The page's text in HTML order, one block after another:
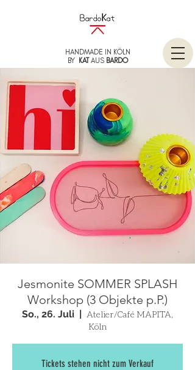
HANDMADE IN KÖLN
BY KATAUS BARDO
Jesmonite SOMMER SPLASH
Workshop (3 Objekte p.P.)
So., 26. Juli
  |
Atelier/Café MAPITA,
Köln
Tickets stehen nicht zum Verkauf